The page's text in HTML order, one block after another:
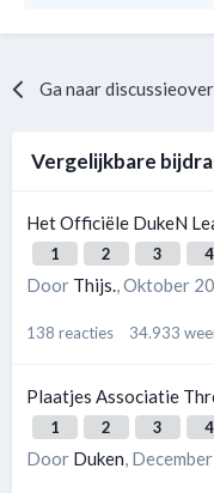
Ga naar
Vergelijkbare
Het Officiële DukeN
1 2 3 4
Door Thijs.,Oktober
138 reacties 34.933
Plaatjes Associatie
1 2 3 4
Door Duken,